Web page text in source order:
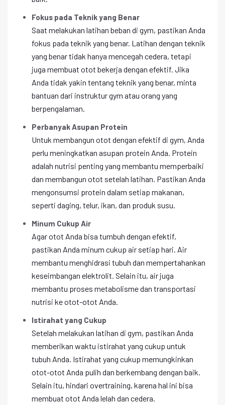
Fokus pada Teknik yang Benar
Saat melakukan latihan beban di gym, pastikan Anda
fokus pada teknik yang benar. Latihan dengan teknik
yang benar tidak hanya mencegah cedera, tetapi
juga membuat otot bekerja dengan efektif. Jika
Anda tidak yakin tentang teknik yang benar, minta
bantuan dari instruktur gym atau orang yang
berpengalaman.
Perbanyak Asupan Protein
Untuk membangun otot dengan efektif di gym, Anda
perlu meningkatkan asupan protein Anda. Protein
adalah nutrisi penting yang membantu memperbaiki
dan membangun otot setelah latihan. Pastikan Anda
mengonsumsi protein dalam setiap makanan,
seperti daging, telur, ikan, dan produk susu.
Minum Cukup Air
Agar otot Anda bisa tumbuh dengan efektif,
pastikan Anda minum cukup air setiap hari. Air
membantu menghidrasi tubuh dan mempertahankan
keseimbangan elektrolit. Selain itu, air juga
membantu proses metabolisme dan transportasi
nutrisi ke otot-otot Anda.
Istirahat yang Cukup
Setelah melakukan latihan di gym, pastikan Anda
memberikan waktu istirahat yang cukup untuk
tubuh Anda. Istirahat yang cukup memungkinkan
otot-otot Anda pulih dan berkembang dengan baik.
Selain itu, hindari overtraining, karena hal ini bisa
membuat otot Anda lelah dan cedera.